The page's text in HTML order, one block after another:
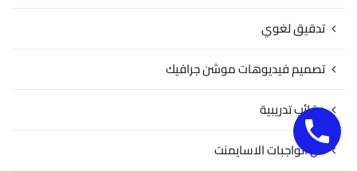
تدقيق لغوي
تصميم فيديوهات موشن جرافيك
حقائب تدريبية
حل الواجبات الاسايمنت